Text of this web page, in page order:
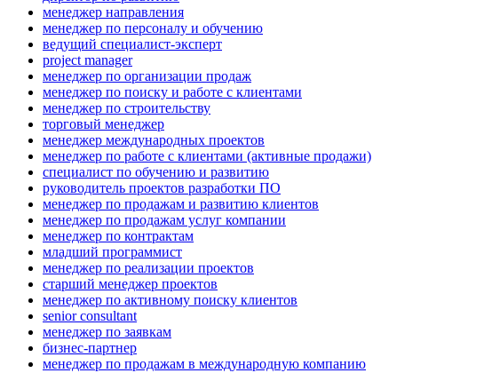
менеджер направления
менеджер по персоналу и обучению
ведущий специалист-эксперт
project manager
менеджер по организации продаж
менеджер по поиску и работе с клиентами
менеджер по строительству
торговый менеджер
менеджер международных проектов
менеджер по работе с клиентами (активные продажи)
специалист по обучению и развитию
руководитель проектов разработки ПО
менеджер по продажам и развитию клиентов
менеджер по продажам услуг компании
менеджер по контрактам
младший программист
менеджер по реализации проектов
старший менеджер проектов
менеджер по активному поиску клиентов
senior consultant
менеджер по заявкам
бизнес-партнер
менеджер по продажам в международную компанию